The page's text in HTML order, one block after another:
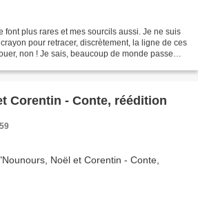
font plus rares et mes sourcils aussi. Je ne suis
pour retracer, discrètement, la ligne de ces
non ! Je sais, beaucoup de monde passe
Corentin - Conte, réédition